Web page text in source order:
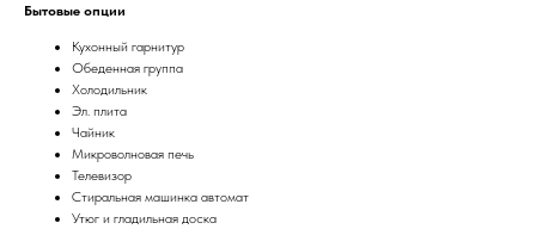
Бытовые опции
Кухонный гарнитур
Обеденная группа
Холодильник
Эл. плита
Чайник
Микроволновая печь
Телевизор
Стиральная машинка автомат
Утюг и гладильная доска